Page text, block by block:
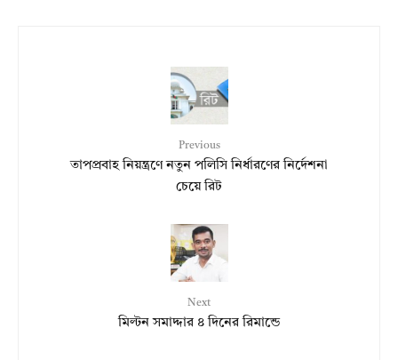
Previous
তাপপ্রবাহ নিয়ন্ত্রণে নতুন পলিসি নির্ধারণের নির্দেশনা
চেয়ে রিট
Next
মিল্টন সমাদ্দার ৪ দিনের রিমান্ডে